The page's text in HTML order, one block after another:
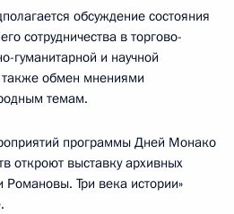
обсуждение состояния
сотрудничества в торгово-
гуманитарной и научной
обмен мнениями
темам.
программы Дней Монако
откроют выставку архивных
Романовы. Три века истории»